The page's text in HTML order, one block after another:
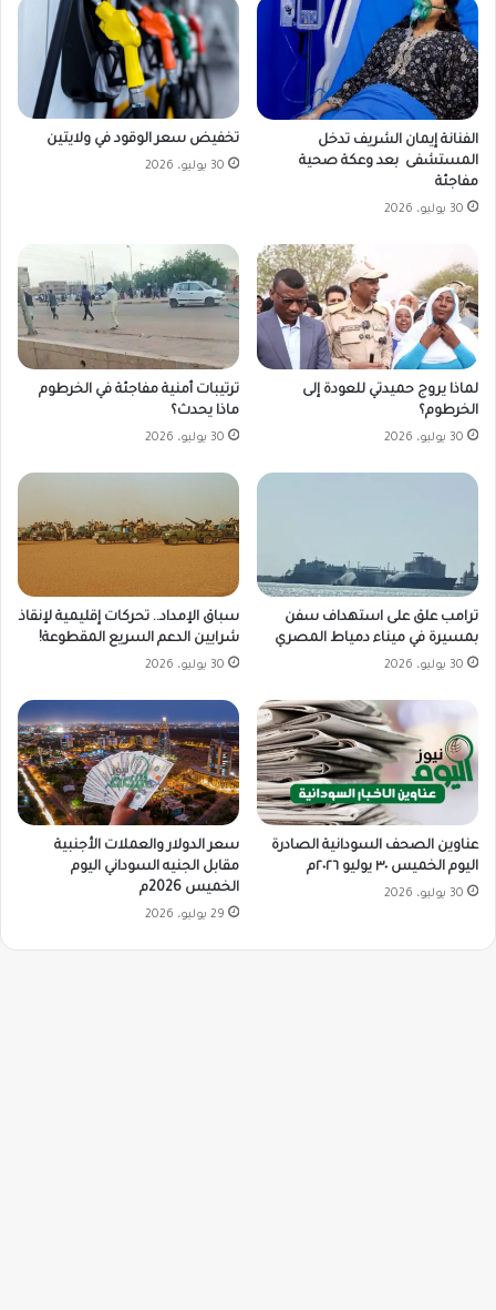
الفنانة إيمان الشريف تدخل
المستشفى بعد وعكة صحية
مفاجئة
30 يوليو، 2026
تخفيض سعر الوقود في ولايتين
30 يوليو، 2026
لماذا يروج حميدتي للعودة إلى
الخرطوم؟
30 يوليو، 2026
ترتيبات أمنية مفاجئة في الخرطوم
ماذا يحدث؟
30 يوليو، 2026
ترامب علق على استهداف سفن
بمسيرة في ميناء دمياط المصري
30 يوليو، 2026
سباق الإمداد.. تحركات إقليمية لإنقاذ
شرايين الدعم السريع المقطوعة!
30 يوليو، 2026
عناوين الصحف السودانية الصادرة
اليوم الخميس ٣٠ يوليو ٢٠٢٦م
30 يوليو، 2026
سعر الدولار والعملات الأجنبية
مقابل الجنيه السوداني اليوم
الخميس 2026م
29 يوليو، 2026